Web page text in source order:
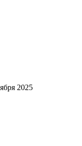
2025